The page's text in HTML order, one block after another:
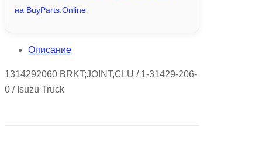
на BuyParts.Online
Описание
1314292060 BRKT;JOINT,CLU / 1-31429-206-
0 / Isuzu Truck